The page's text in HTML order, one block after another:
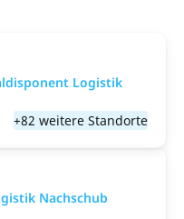
Logistik
+82 weitere Standorte
Nachschub